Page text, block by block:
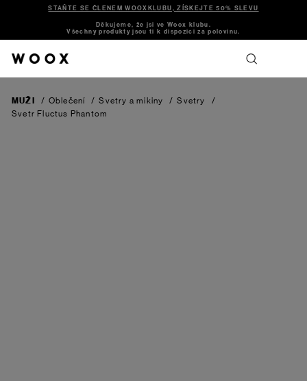
STAŇTE SE ČLENEM WOOXKLUBU, ZÍSKEJTE 50% SLEVU
Děkujeme, že jsi ve Woox klubu.
Všechny produkty jsou ti k dispozici za polovinu.
MUŽI / Oblečení / Svetry a mikiny / Svetry
/
Svetr Fluctus Phantom